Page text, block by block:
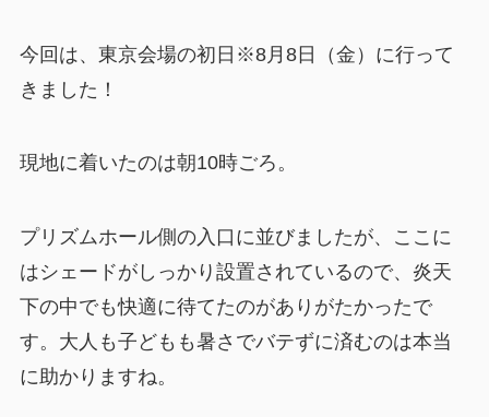
今回は、東京会場の初日※8月8日（金）に行って
きました！
現地に着いたのは朝10時ごろ。
プリズムホール側の入口に並びましたが、ここに
はシェードがしっかり設置されているので、炎天
下の中でも快適に待てたのがありがたかったで
す。大人も子どもも暑さでバテずに済むのは本当
に助かりますね。